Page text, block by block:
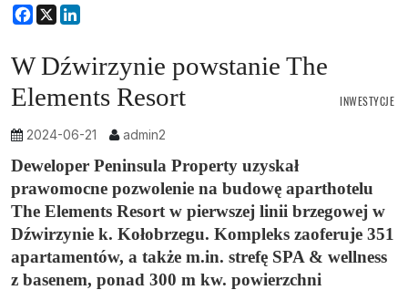
Facebook
X
W Dźwirzynie powstanie The
Elements Resort
INWESTYCJE
2024-06-21 admin2
Deweloper Peninsula Property uzyskał
prawomocne pozwolenie na budowę aparthotelu
The Elements Resort w pierwszej linii brzegowej w
Dźwirzynie k. Kołobrzegu. Kompleks zaoferuje 351
apartamentów, a także m.in. strefę SPA & wellness
z basenem, ponad 300 m kw. powierzchni